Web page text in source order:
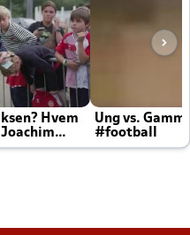
Hvem
Ung vs.
#football